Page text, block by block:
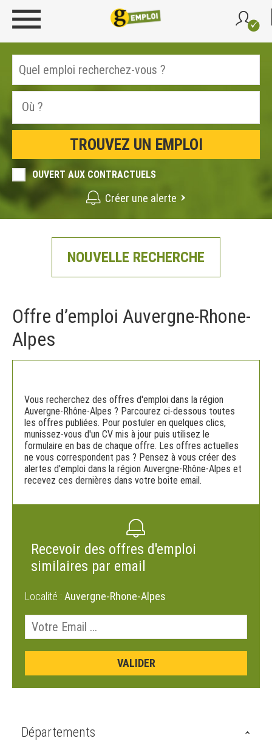
OUVERT AUX CONTRACTUELS
Créer une alerte
NOUVELLE RECHERCHE
Offre d’emploi Auvergne-Rhone-
Alpes
Vous recherchez des offres d'emploi dans la région
Auvergne-Rhône-Alpes ? Parcourez ci-dessous toutes
les offres publiées. Pour postuler en quelques clics,
munissez-vous d'un CV mis à jour puis utilisez le
formulaire en bas de chaque offre. Les offres actuelles
ne vous correspondent pas ? Pensez à vous créer des
alertes d'emploi dans la région Auvergne-Rhône-Alpes et
recevez ces dernières dans votre boite email.
Recevoir des offres d'emploi
similaires par email
Localité : Auvergne-Rhone-Alpes
Départements